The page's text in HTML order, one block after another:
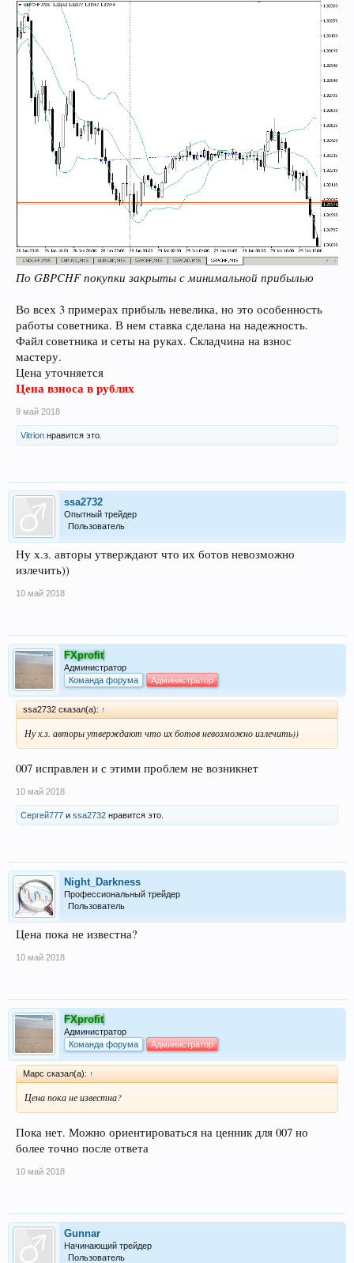
По GBPCHF покупки закрыты с минимальной прибылью
Во всех 3 примерах прибыль невелика, но это особенность
работы советника. В нем ставка сделана на надежность.
Файл советника и сеты на руках. Складчина на взнос
мастеру.
Цена уточняется
Цена взноса в рублях
9 май 2018
Vitrion нравится это.
ssa2732
Опытный трейдер
Пользователь
Ну х.з. авторы утверждают что их ботов невозможно
излечить))
10 май 2018
FXprofit
Администратор
Команда форума
Администратор
ssa2732 сказал(а): ↑
Ну х.з. авторы утверждают что их ботов невозможно излечить))
007 исправлен и с этими проблем не возникнет
10 май 2018
Сергей777 и ssa2732 нравится это.
Night_Darkness
Профессиональный трейдер
Пользователь
Цена пока не известна?
10 май 2018
FXprofit
Администратор
Команда форума
Администратор
Марс сказал(а): ↑
Цена пока не известна?
Пока нет. Можно ориентироваться на ценник для 007 но
более точно после ответа
10 май 2018
Gunnar
Начинающий трейдер
Пользователь